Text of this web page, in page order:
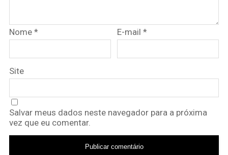
Nome * E-mail*
Site
Salvar meus dados neste navegador para a próxima
vez que eu comentar.